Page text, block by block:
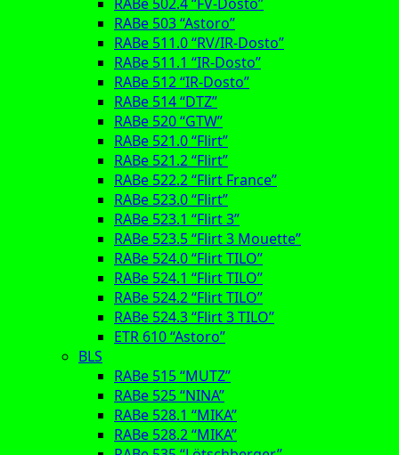
RABe 503 “Astoro”
RABe 511.0 “RV/IR-Dosto”
RABe 511.1 “IR-Dosto”
RABe 512 “IR-Dosto”
RABe 514 “DTZ”
RABe 520 “GTW”
RABe 521.0 “Flirt”
RABe 521.2 “Flirt”
RABe 522.2 “Flirt France”
RABe 523.0 “Flirt”
RABe 523.1 “Flirt 3”
RABe 523.5 “Flirt 3 Mouette”
RABe 524.0 “Flirt TILO”
RABe 524.1 “Flirt TILO”
RABe 524.2 “Flirt TILO”
RABe 524.3 “Flirt 3 TILO”
ETR 610 “Astoro”
BLS
RABe 515 “MUTZ”
RABe 525 “NINA”
RABe 528.1 “MIKA”
RABe 528.2 “MIKA”